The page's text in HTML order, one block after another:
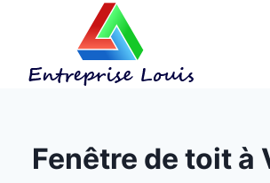
Fenêtre de toit à